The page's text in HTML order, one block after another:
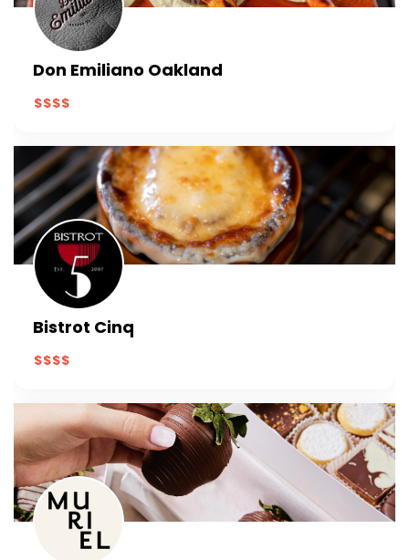
Don Emiliano Oakland
Bistrot Cinq